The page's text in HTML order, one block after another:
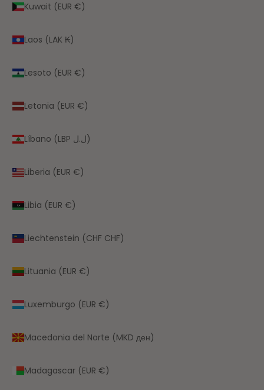
Kuwait (EUR €)
Laos (LAK ₭)
Lesoto (EUR €)
Letonia (EUR €)
Líbano (LBP ل.ل)
Liberia (EUR €)
Libia (EUR €)
Liechtenstein (CHF CHF)
Lituania (EUR €)
Luxemburgo (EUR €)
Macedonia del Norte (MKD ден)
Madagascar (EUR €)